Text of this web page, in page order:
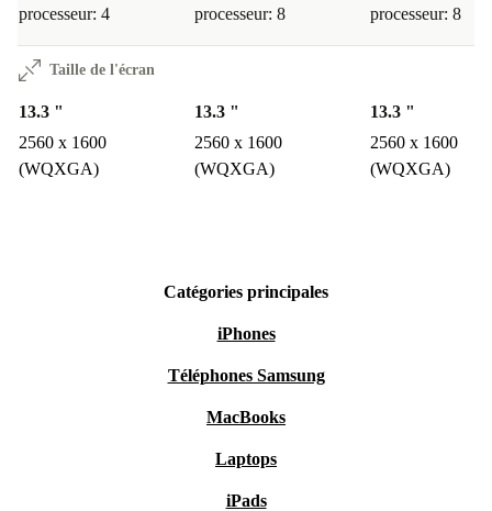
processeur: 4 processeur: 8 processeur: 8
Taille de l'écran
13.3 "
2560 x 1600
(WQXGA)
13.3 "
2560 x 1600
(WQXGA)
13.3 "
2560 x 1600
(WQXGA)
Catégories principales
iPhones
Téléphones Samsung
MacBooks
Laptops
iPads